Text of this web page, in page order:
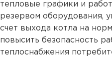
тепловые графики и
резервом оборудования,
счет выхода котла на
повысить безопасность
теплоснабжения